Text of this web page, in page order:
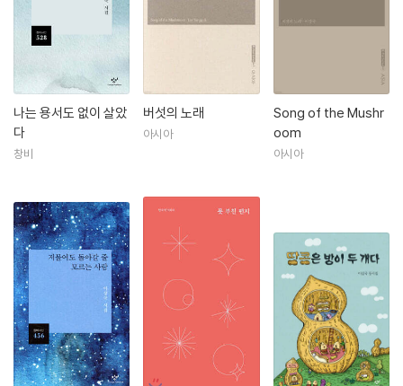
나는 용서도 없이 살았
다
창비
버섯의 노래
아시아
Song of the Mushr
oom
아시아